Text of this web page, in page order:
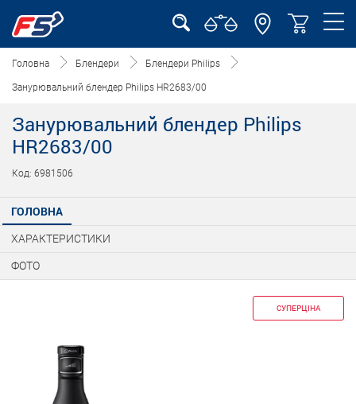
Головна Блендери Блендери Philips
Занурювальний блендер Philips HR2683/00
Занурювальний блендер Philips
HR2683/00
Код: 6981506
ГОЛОВНА
ХАРАКТЕРИСТИКИ
ФОТО
СУПЕРЦІНА